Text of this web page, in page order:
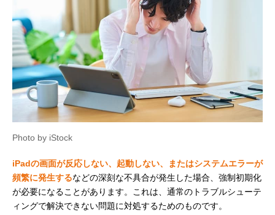
Photo by iStock
iPadの画面が反応しない、起動しない、またはシステムエラーが
頻繁に発生するなどの深刻な不具合が発生した場合、強制初期化
が必要になることがあります。これは、通常のトラブルシューテ
ィングで解決できない問題に対処するためのものです。